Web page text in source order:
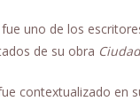
uno de los
de su obra
contextualizado en